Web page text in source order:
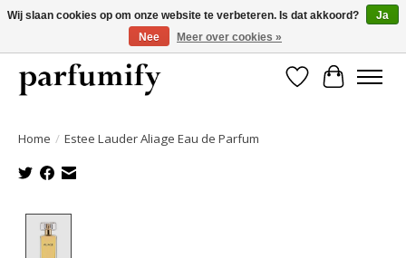
750+ Geuren | Gratis verzending | Maandelijks opzegbaar
Verlanglijst
Home / Estee Lauder Aliage Eau de Parfum
Wij slaan cookies op om onze website te verbeteren. Is dat akkoord?
Ja
Nee
Meer over cookies »